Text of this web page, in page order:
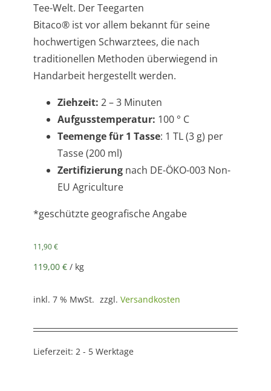
Tee-Welt. Der Teegarten
Bitaco® ist vor allem bekannt für seine
hochwertigen Schwarztees, die nach
traditionellen Methoden überwiegend in
Handarbeit hergestellt werden.
Ziehzeit: 2 – 3 Minuten
Aufgusstemperatur: 100 ° C
Teemenge für 1 Tasse: 1 TL (3 g) per
Tasse (200 ml)
Zertifizierung nach DE-ÖKO-003 Non-
EU Agriculture
*geschützte geografische Angabe
11,90€
119,00 € / kg
inkl. 7 % MwSt. zzgl. Versandkosten
Lieferzeit: 2 - 5 Werktage